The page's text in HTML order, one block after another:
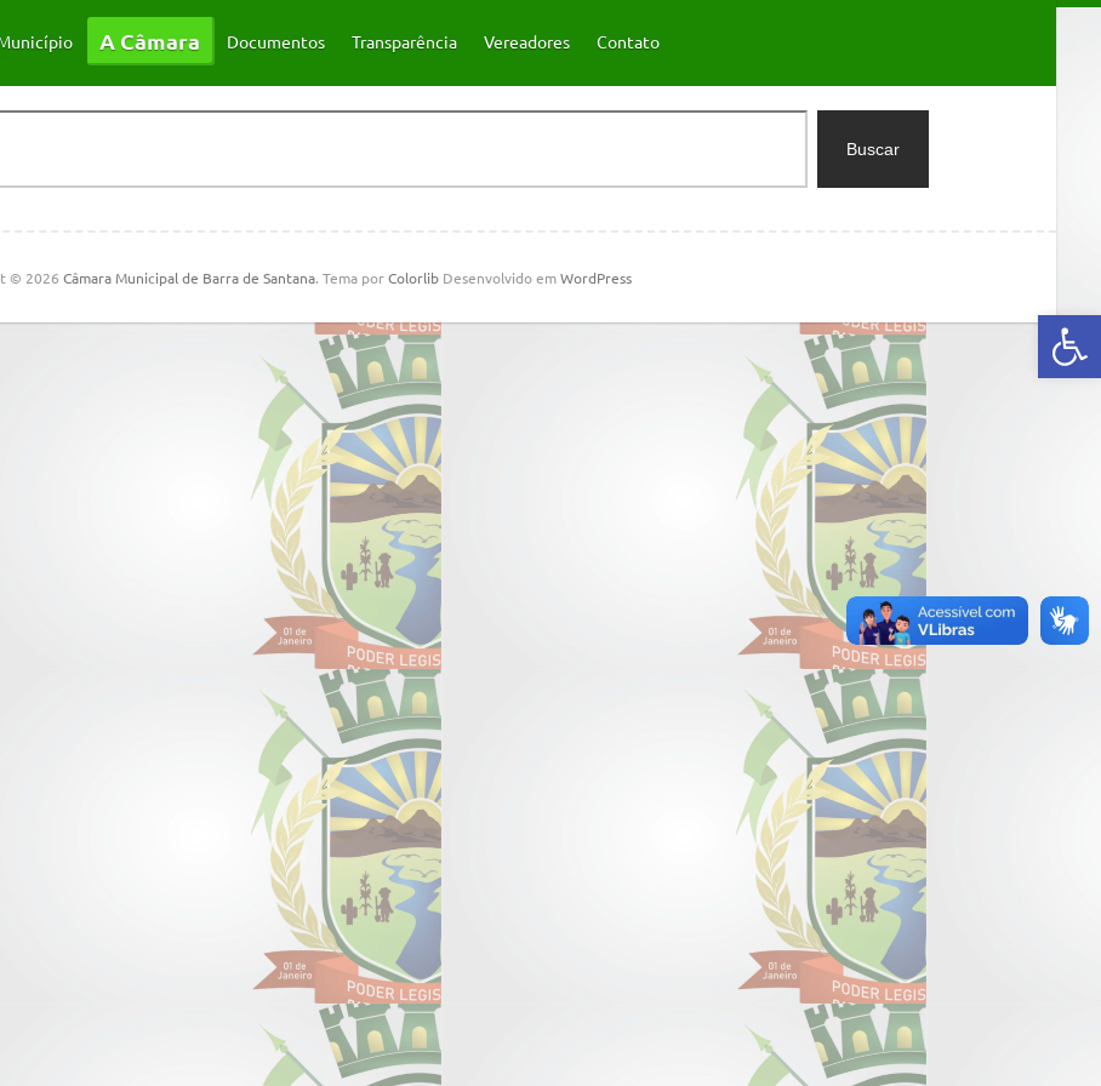
Abrir a barra de ferramentas
A Câmara Documentos Transparência Vereadores Contato
Buscar
© 2026 Câmara Municipal de Barra de Santana. Tema porColorlib Desenvolvido emWordPress